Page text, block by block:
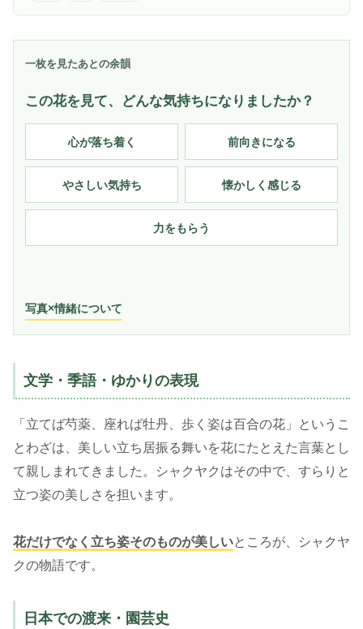
一枚を見たあとの余韻
この花を見て、どんな気持ちになりましたか？
心が落ち着く 前向きになる
やさしい気持ち 懐かしく感じる
力をもらう
写真×情緒について
文学・季語・ゆかりの表現
「立てば芍薬、座れば牡丹、歩く姿は百合の花」というこ
とわざは、美しい立ち居振る舞いを花にたとえた言葉とし
て親しまれてきました。シャクヤクはその中で、すらりと
立つ姿の美しさを担います。
花だけでなく立ち姿そのものが美しいところが、シャクヤ
クの物語です。
日本での渡来・園芸史